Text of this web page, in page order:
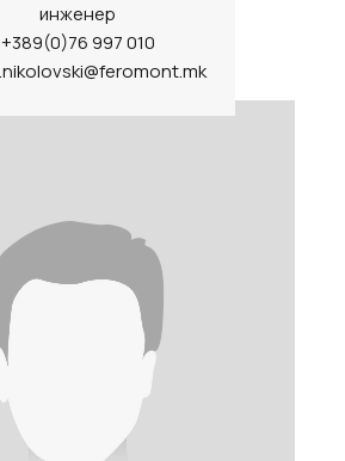
инженер
+389(0)76 997 010